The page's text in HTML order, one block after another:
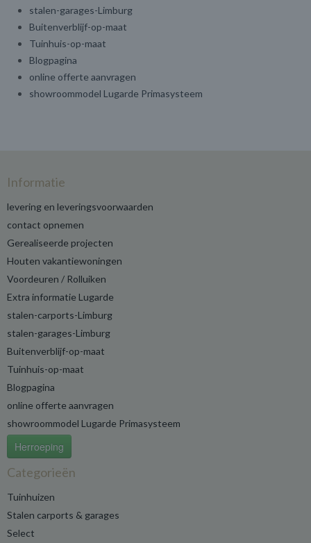
stalen-garages-Limburg
Buitenverblijf-op-maat
Tuinhuis-op-maat
Blogpagina
online offerte aanvragen
showroommodel Lugarde Primasysteem
Informatie
levering en leveringsvoorwaarden
contact opnemen
Gerealiseerde projecten
Houten vakantiewoningen
Voordeuren / Rolluiken
Extra informatie Lugarde
stalen-carports-Limburg
stalen-garages-Limburg
Buitenverblijf-op-maat
Tuinhuis-op-maat
Blogpagina
online offerte aanvragen
showroommodel Lugarde Primasysteem
Herroeping
Categorieën
Tuinhuizen
Stalen carports & garages
Select